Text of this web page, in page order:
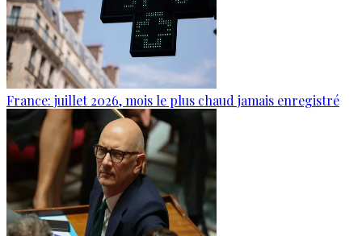
France: juillet 2026, mois le plus chaud jamais enregistré